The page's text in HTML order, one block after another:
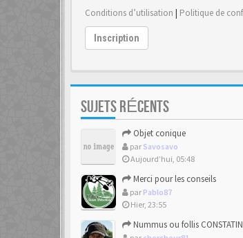
Conditions d’utilisation | Politique de
Inscription
SUJETS RÉCENTS
Objet conique
par Savosavo
Aujourd’hui, 05:48
Merci pour les conseils
par Pablo87
Hier, 23:55
Nummus ou follis